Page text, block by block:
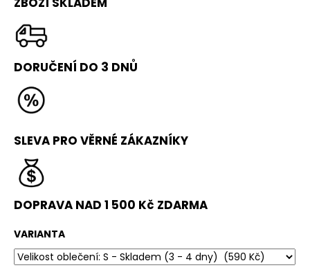
DORUČENÍ DO 3 DNŮ
SLEVA PRO VĚRNÉ ZÁKAZNÍKY
DOPRAVA NAD 1 500 Kč ZDARMA
VARIANTA
u
j
e
m
e
ŠKOLA
PARKOURU
PRO
ZAČÁTEČNÍKY
(BEGINNER)
1
190
Původně:
1
490